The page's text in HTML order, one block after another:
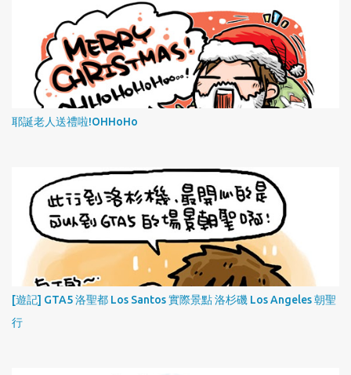
耶誕老人送禮啦!OHHoHo
[遊記] GTA5 洛聖都 Los Santos 實際景點 洛杉磯 Los Angeles 朝聖
行